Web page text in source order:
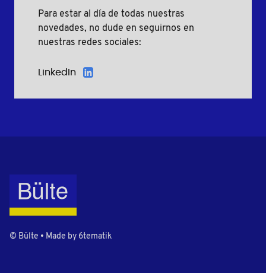
Para estar al día de todas nuestras
novedades, no dude en seguirnos en
nuestras redes sociales:
LinkedIn
© Bülte • Made by 6tematik